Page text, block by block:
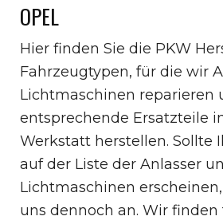
OPEL
Hier finden Sie die PKW
Fahrzeugtypen, für die wir
Lichtmaschinen reparieren
entsprechende Ersatzteile
Werkstatt herstellen. Sollte
auf der Liste der Anlasser
Lichtmaschinen
uns dennoch an. Wir finden